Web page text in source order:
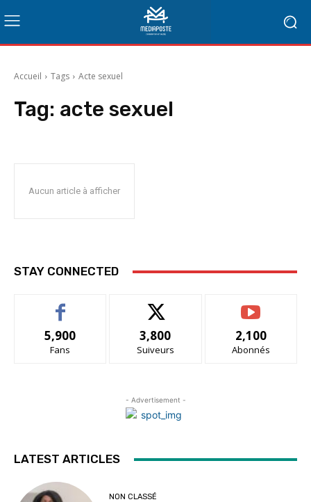
Accueil Tags Acte sexuel
Tag: acte sexuel
Aucun article à afficher
STAY CONNECTED
5,900
Fans
3,800
Suiveurs
2,100
Abonnés
- Advertisement -
LATEST ARTICLES
NON CLASSÉ